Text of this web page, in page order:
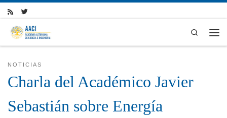
Skip to content
Search
NOTICIAS
Charla del Académico Javier
Sebastián sobre Energía